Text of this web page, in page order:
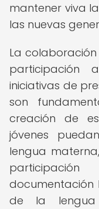
mantener viva
las nuevas
La
participación
iniciativas de
son
creación de
jóvenes
lengua
documentación
de la lengua